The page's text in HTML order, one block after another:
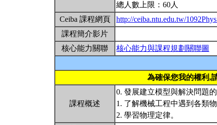
總人數上限：60人
Ceiba 課程網頁
http://ceiba.ntu.edu.tw/
課程簡介影片
核心能力關聯
核心能力與課程規劃關聯圖
為確保您我的權利,
課程概述
0. 發展建立模型與解決問題
1. 了解機械工程中遇到各類
2. 學習物理定律。